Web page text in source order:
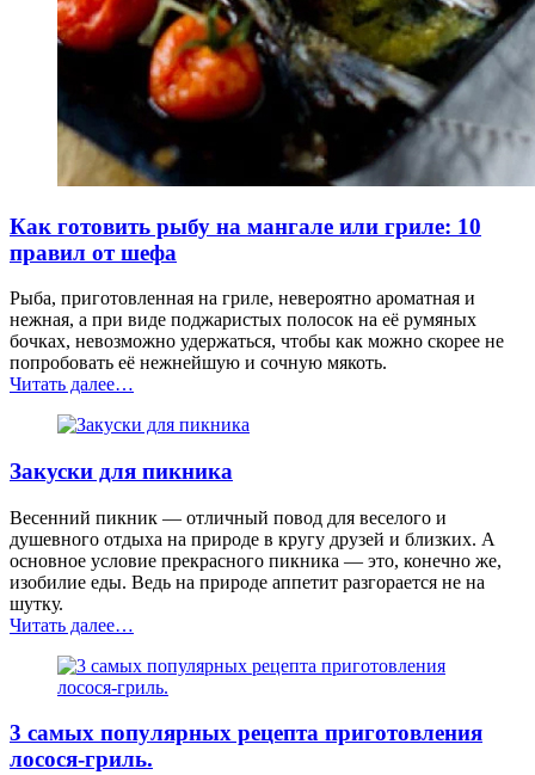
Как готовить рыбу на мангале или гриле: 10
правил от шефа
Рыба, приготовленная на гриле, невероятно ароматная и
нежная, а при виде поджаристых полосок на её румяных
бочках, невозможно удержаться, чтобы как можно скорее не
попробовать её нежнейшую и сочную мякоть.
Читать далее“Как
рыбу
мангале
гриле:
10
правил
от
шефа”
…
Закуски для пикника
Весенний пикник — отличный повод для веселого и
душевного отдыха на природе в кругу друзей и близких. А
основное условие прекрасного пикника — это, конечно же,
изобилие еды. Ведь на природе аппетит разгорается не на
шутку.
Читать далее“Закуски
пикника”
…
3 самых популярных рецепта приготовления
лосося-гриль.